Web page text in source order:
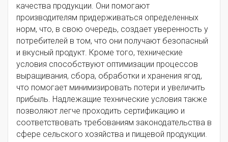
качества продукции. Они помогают
производителям придерживаться определенных
норм, что, в свою очередь, создает уверенность у
потребителей в том, что они получают безопасный
и вкусный продукт. Кроме того, технические
условия способствуют оптимизации процессов
выращивания, сбора, обработки и хранения ягод,
что помогает минимизировать потери и увеличить
прибыль. Надлежащие технические условия также
позволяют легче проходить сертификацию и
соответствовать требованиям законодательства в
сфере сельского хозяйства и пищевой продукции.